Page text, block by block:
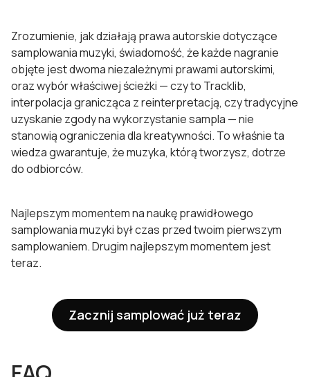
Zrozumienie, jak działają prawa autorskie dotyczące
samplowania muzyki, świadomość, że każde nagranie
objęte jest dwoma niezależnymi prawami autorskimi,
oraz wybór właściwej ścieżki — czy to Tracklib,
interpolacja granicząca z reinterpretacją, czy tradycyjne
uzyskanie zgody na wykorzystanie sampla — nie
stanowią ograniczenia dla kreatywności. To właśnie ta
wiedza gwarantuje, że muzyka, którą tworzysz, dotrze
do odbiorców.
Najlepszym momentem na naukę prawidłowego
samplowania muzyki był czas przed twoim pierwszym
samplowaniem. Drugim najlepszym momentem jest
teraz.
Zacznij samplować już teraz